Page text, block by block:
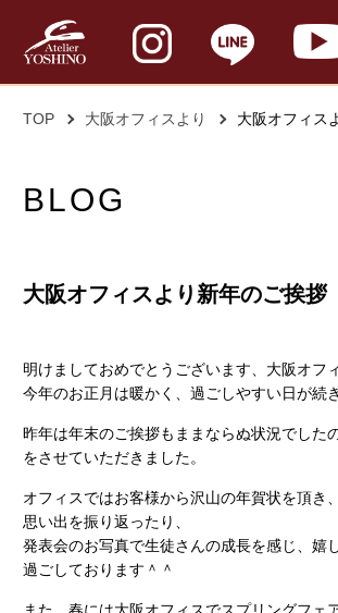
TOP 大阪オフィスより 大阪オフィス
BLOG
大阪オフィスより新年のご挨拶
明けましておめでとうございます、大阪オフ
今年のお正月は暖かく、過ごしやすい日が続
昨年は年末のご挨拶もままならぬ状況でした
をさせていただきました。
オフィスではお客様から沢山の年賀状を頂き
思い出を振り返ったり、
発表会のお写真で生徒さんの成長を感じ、嬉
過ごしております＾＾
また、春には大阪オフィスでスプリングフェ